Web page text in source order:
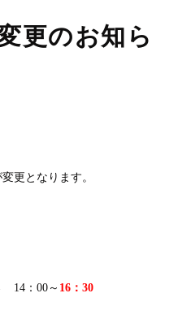
更のお知ら
更となります。
：00～ 16：30